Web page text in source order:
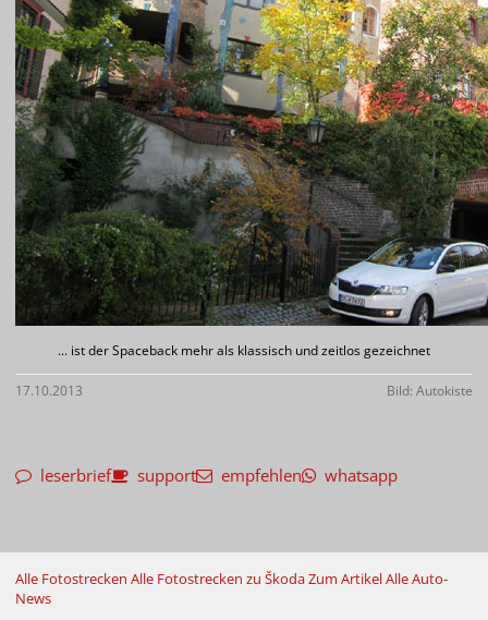
... ist der Spaceback mehr als klassisch und zeitlos gezeichnet
17.10.2013 Bild: Autokiste
leserbrief support empfehlen whatsapp
Alle Fotostrecken Alle Fotostrecken zu ŠkodaZum ArtikelAlle Auto-
News